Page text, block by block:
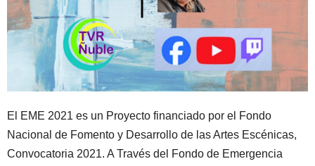
El EME 2021 es un Proyecto financiado por el Fondo
Nacional de Fomento y Desarrollo de las Artes Escénicas,
Convocatoria 2021. A Través del Fondo de Emergencia